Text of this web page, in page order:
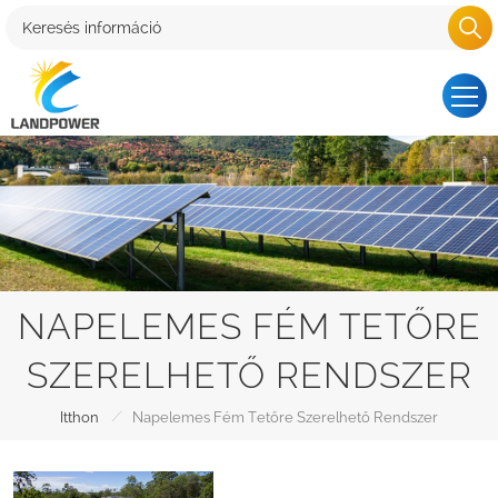
NAPELEMES FÉM TETŐRE
SZERELHETŐ RENDSZER
Itthon / Napelemes Fém Tetőre Szerelhető Rendszer